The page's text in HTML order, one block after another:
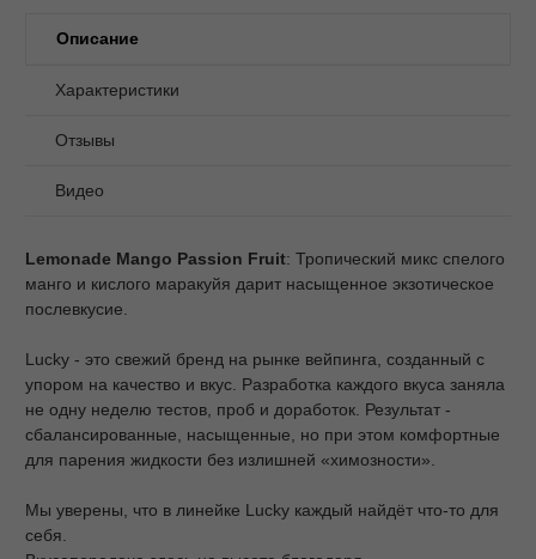
Описание
Характеристики
Отзывы
Видео
Lemonade Mango Passion Fruit: Тропический микс спелого
манго и кислого маракуйя дарит насыщенное экзотическое
послевкусие.
Lucky - это свежий бренд на рынке вейпинга, созданный с
упором на качество и вкус. Разработка каждого вкуса заняла
не одну неделю тестов, проб и доработок. Результат -
сбалансированные, насыщенные, но при этом комфортные
для парения жидкости без излишней «химозности».
Мы уверены, что в линейке Lucky каждый найдёт что-то для
себя.